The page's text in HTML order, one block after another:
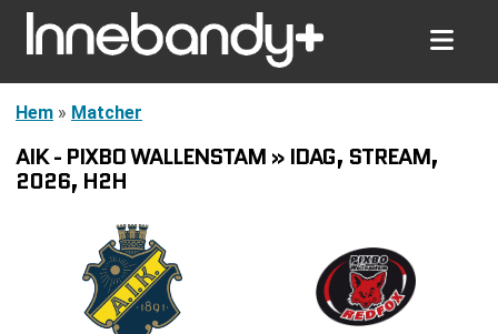
Hem » Matcher
AIK - PIXBO WALLENSTAM » IDAG, STREAM,
2026, H2H